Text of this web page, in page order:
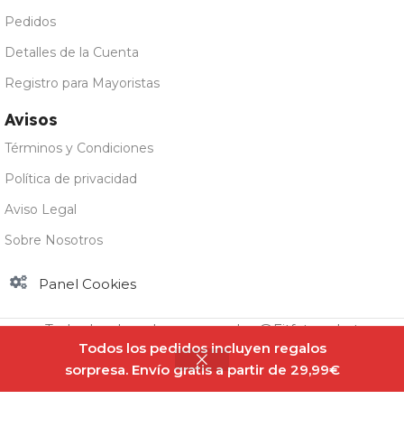
Todos los pedidos incluyen regalos
sorpresa. Envío gratis a partir de 29,99€
Pedidos
Detalles de la Cuenta
Registro para Mayoristas
Avisos
Términos y Condiciones
Política de privacidad
Aviso Legal
Sobre Nosotros
Panel Cookies
Todos los derechos reservados @Fitfatmarket